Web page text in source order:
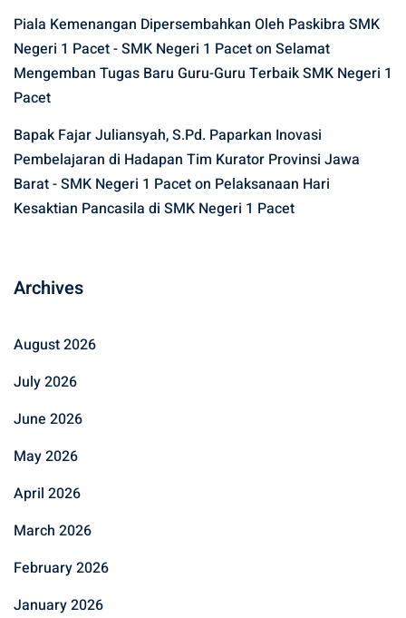
Piala Kemenangan Dipersembahkan Oleh Paskibra SMK
Negeri 1 Pacet - SMK Negeri 1 Paceton Selamat
Mengemban Tugas Baru Guru-Guru Terbaik SMK Negeri 1
Pacet
Bapak Fajar Juliansyah, S.Pd. Paparkan Inovasi
Pembelajaran di Hadapan Tim Kurator Provinsi Jawa
Barat - SMK Negeri 1 Paceton Pelaksanaan Hari
Kesaktian Pancasila di SMK Negeri 1 Pacet
Archives
August 2026
July 2026
June 2026
May 2026
April 2026
March 2026
February 2026
January 2026